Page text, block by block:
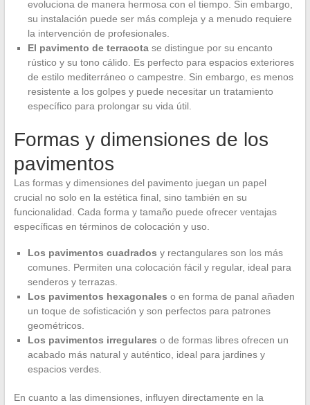
evoluciona de manera hermosa con el tiempo. Sin embargo,
su instalación puede ser más compleja y a menudo requiere
la intervención de profesionales.
El pavimento de terracotase distingue por su encanto
rústico y su tono cálido. Es perfecto para espacios exteriores
de estilo mediterráneo o campestre. Sin embargo, es menos
resistente a los golpes y puede necesitar un tratamiento
específico para prolongar su vida útil.
Formas y dimensiones de los
pavimentos
Las formas y dimensiones del pavimento juegan un papel
crucial no solo en la estética final, sino también en su
funcionalidad. Cada forma y tamaño puede ofrecer ventajas
específicas en términos de colocación y uso.
Los pavimentos cuadrados y rectangulares son los más
comunes. Permiten una colocación fácil y regular, ideal para
senderos y terrazas.
Los pavimentos hexagonales o en forma de panal añaden
un toque de sofisticación y son perfectos para patrones
geométricos.
Los pavimentos irregulares o de formas libres ofrecen un
acabado más natural y auténtico, ideal para jardines y
espacios verdes.
En cuanto a las dimensiones, influyen directamente en la